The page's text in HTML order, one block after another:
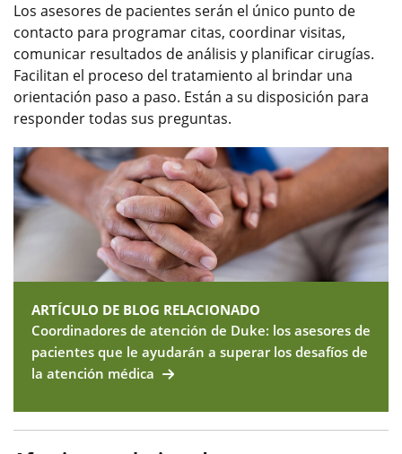
Los asesores de pacientes serán el único punto de
contacto para programar citas, coordinar visitas,
comunicar resultados de análisis y planificar cirugías.
Facilitan el proceso del tratamiento al brindar una
orientación paso a paso. Están a su disposición para
responder todas sus preguntas.
ARTÍCULO DE BLOG RELACIONADO
Coordinadores de atención de Duke: los asesores de
pacientes que le ayudarán a superar los desafíos de
la atención médica